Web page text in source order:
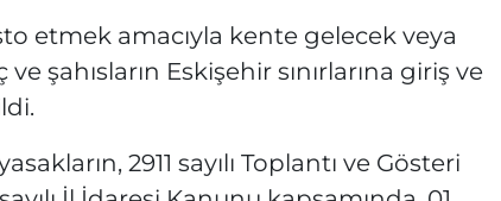
etmek amacıyla kente gelecek veya
şahısların Eskişehir sınırlarına giriş ve
2911 sayılı Toplantı ve Gösteri